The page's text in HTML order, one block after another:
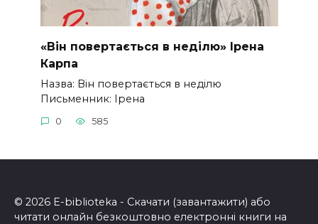
«Він повертається в неділю» Ірена
Карпа
Назва: Він повертається в неділю
Письменник: Ірена
0 585
© 2026 E-biblioteka - Скачати (завантажити) або
читати онлайн безкоштовно електронні книги на